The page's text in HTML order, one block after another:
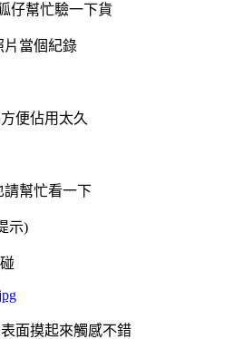
仔幫忙驗一下貨
片當個紀錄
便佔用太久
請幫忙看一下
示)
面摸起來觸感不錯